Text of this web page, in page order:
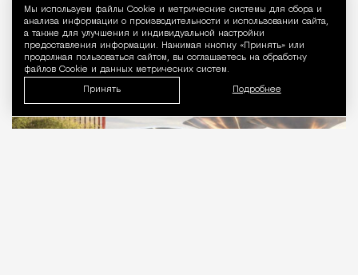
Уведомление
Мы используем файлы Сookie и метрические системы для сбора и
анализа информации о производительности и использовании сайта,
а также для улучшения и индивидуальной настройки
предоставления информации. Нажимая кнопку «Принять» или
продолжая пользоваться сайтом, вы соглашаетесь на обработку
файлов Cookie и данных метрических систем.
Принять Подробнее
Город Николай Спиридонов